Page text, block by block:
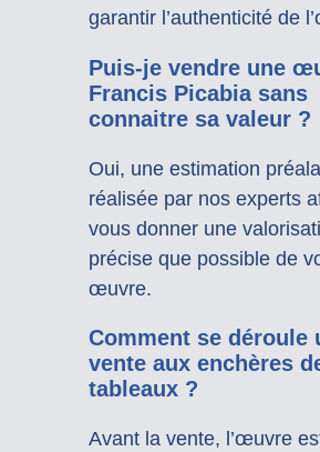
garantir l’authenticité de
Puis-je vendre une
Francis Picabia sans
connaitre sa valeur ?
Oui, une estimation
réalisée par nos experts
vous donner une
précise que possible de
œuvre.
Comment se déroule
vente aux enchères
tableaux ?
Avant la vente, l’œuvre